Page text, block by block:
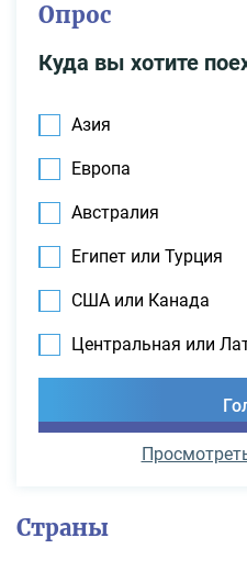
Опрос
Куда вы хотите
Азия
Европа
Австралия
Египет или Турция
США или Канада
Центральная или
Страны